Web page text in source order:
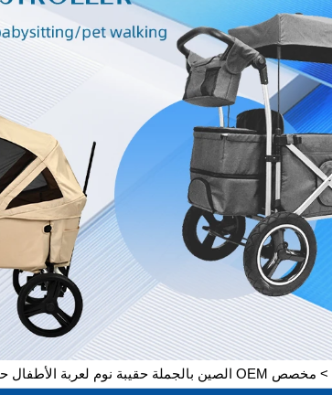
> مخصص OEM الصين بالجملة حقيبة نوم لعربة الأطفال حديثي الولادة كيس نوم للقدم